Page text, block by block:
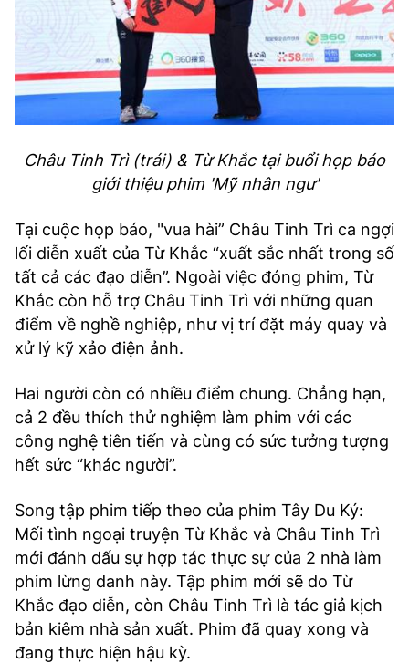
Châu Tinh Trì (trái) & Từ Khắc tại buổi họp báo
giới thiệu phim 'Mỹ nhân ngư'
Tại cuộc họp báo, "vua hài” Châu Tinh Trì ca ngợi
lối diễn xuất của Từ Khắc “xuất sắc nhất trong số
tất cả các đạo diễn”. Ngoài việc đóng phim, Từ
Khắc còn hỗ trợ Châu Tinh Trì với những quan
điểm về nghề nghiệp, như vị trí đặt máy quay và
xử lý kỹ xảo điện ảnh.
Hai người còn có nhiều điểm chung. Chẳng hạn,
cả 2 đều thích thử nghiệm làm phim với các
công nghệ tiên tiến và cùng có sức tưởng tượng
hết sức “khác người”.
Song tập phim tiếp theo của phim Tây Du Ký:
Mối tình ngoại truyện Từ Khắc và Châu Tinh Trì
mới đánh dấu sự hợp tác thực sự của 2 nhà làm
phim lừng danh này. Tập phim mới sẽ do Từ
Khắc đạo diễn, còn Châu Tinh Trì là tác giả kịch
bản kiêm nhà sản xuất. Phim đã quay xong và
đang thực hiện hậu kỳ.